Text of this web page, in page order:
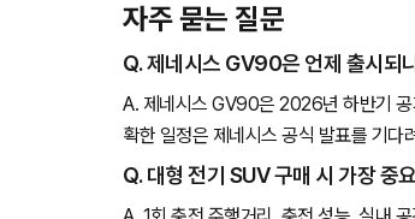
자주 묻는 질문
Q. 제네시스 GV90은 언제 출시되
A. 제네시스 GV90은 2026년 하반기 공
확한 일정은 제네시스 공식 발표를 기다
Q. 대형 전기 SUV 구매 시 가장 중